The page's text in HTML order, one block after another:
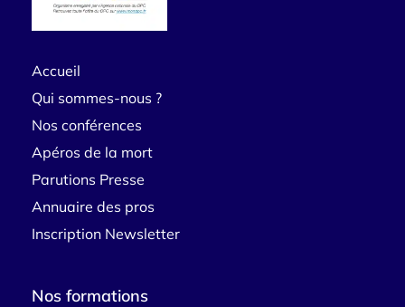
Accueil
Qui sommes-nous ?
Nos conférences
Apéros de la mort
Parutions Presse
Annuaire des pros
Inscription Newsletter
Nos formations